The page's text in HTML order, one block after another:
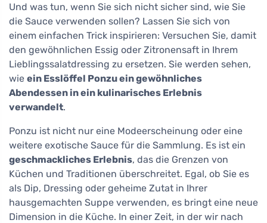
Und was tun, wenn Sie sich nicht sicher sind, wie Sie
die Sauce verwenden sollen? Lassen Sie sich von
einem einfachen Trick inspirieren: Versuchen Sie, damit
den gewöhnlichen Essig oder Zitronensaft in Ihrem
Lieblingssalatdressing zu ersetzen. Sie werden sehen,
wie ein Esslöffel Ponzu ein gewöhnliches
Abendessen in ein kulinarisches Erlebnis
verwandelt.
Ponzu ist nicht nur eine Modeerscheinung oder eine
weitere exotische Sauce für die Sammlung. Es ist ein
geschmackliches Erlebnis, das die Grenzen von
Küchen und Traditionen überschreitet. Egal, ob Sie es
als Dip, Dressing oder geheime Zutat in Ihrer
hausgemachten Suppe verwenden, es bringt eine neue
Dimension in die Küche. In einer Zeit, in der wir nach